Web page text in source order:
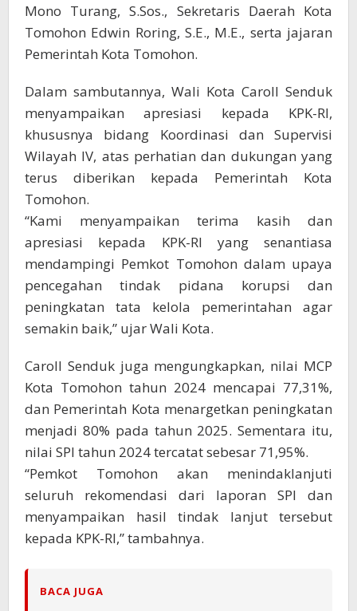
Mono Turang, S.Sos., Sekretaris Daerah Kota
Tomohon Edwin Roring, S.E., M.E., serta jajaran
Pemerintah Kota Tomohon.
Dalam sambutannya, Wali Kota Caroll Senduk
menyampaikan apresiasi kepada KPK-RI,
khususnya bidang Koordinasi dan Supervisi
Wilayah IV, atas perhatian dan dukungan yang
terus diberikan kepada Pemerintah Kota
Tomohon.
“Kami menyampaikan terima kasih dan
apresiasi kepada KPK-RI yang senantiasa
mendampingi Pemkot Tomohon dalam upaya
pencegahan tindak pidana korupsi dan
peningkatan tata kelola pemerintahan agar
semakin baik,” ujar Wali Kota.
Caroll Senduk juga mengungkapkan, nilai MCP
Kota Tomohon tahun 2024 mencapai 77,31%,
dan Pemerintah Kota menargetkan peningkatan
menjadi 80% pada tahun 2025. Sementara itu,
nilai SPI tahun 2024 tercatat sebesar 71,95%.
“Pemkot Tomohon akan menindaklanjuti
seluruh rekomendasi dari laporan SPI dan
menyampaikan hasil tindak lanjut tersebut
kepada KPK-RI,” tambahnya.
BACA JUGA